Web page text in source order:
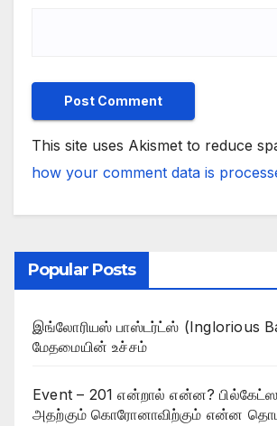
This site uses Akismet to reduce
how your comment data is
Popular Posts
இங்லோரியஸ் பாஸ்டர்ட்ஸ் (Inglorious
மேதமையின் உச்சம்
Event – 201 என்றால் என்ன?
அதற்கும் கொரோனாவிற்கும் என்ன